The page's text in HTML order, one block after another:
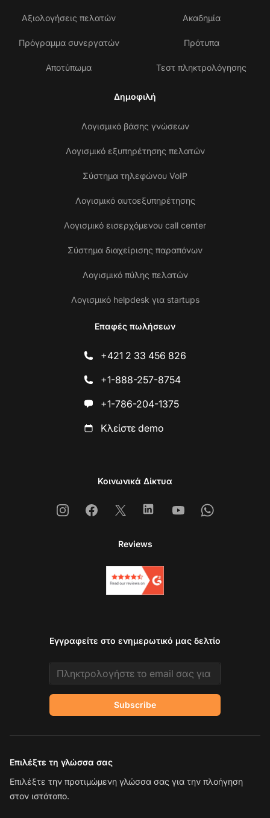
Αξιολογήσεις πελατών
Πρόγραμμα συνεργατών
Αποτύπωμα
Ακαδημία
Πρότυπα
Τεστ πληκτρολόγησης
Δημοφιλή
Λογισμικό βάσης γνώσεων
Λογισμικό εξυπηρέτησης πελατών
Σύστημα τηλεφώνου VoIP
Λογισμικό αυτοεξυπηρέτησης
Λογισμικό εισερχόμενου call center
Σύστημα διαχείρισης παραπόνων
Λογισμικό πύλης πελατών
Λογισμικό helpdesk για startups
Επαφές πωλήσεων
+421 2 33 456 826
+1-888-257-8754
+1-786-204-1375
Κλείστε demo
Κοινωνικά Δίκτυα
InstagramFacebook
X LinkedinYoutubeWhatsapp
Reviews
Εγγραφείτε στο ενημερωτικό μας δελτίο
Email address
Subscribe
Επιλέξτε τη γλώσσα σας
Επιλέξτε την προτιμώμενη γλώσσα σας για την πλοήγηση
στον ιστότοπο.